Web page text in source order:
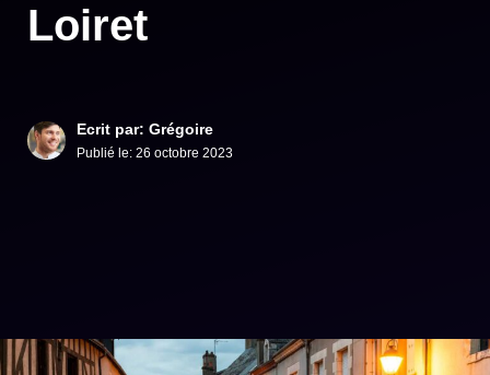
Loiret
Ecrit par: Grégoire
Publié le: 26 octobre 2023